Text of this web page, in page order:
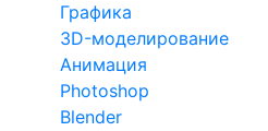
Графика
3D-моделирование
Анимация
Photoshop
Blender